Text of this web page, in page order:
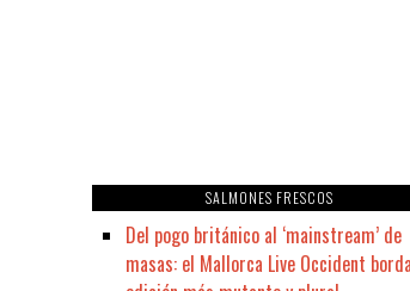
SALMONES FRESCOS
Del pogo británico al ‘mainstream’ de
masas: el Mallorca Live Occident